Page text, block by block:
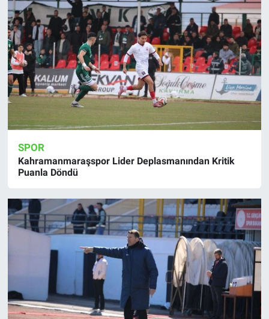
SPOR
Kahramanmaraşspor Lider Deplasmanından Kritik
Puanla Döndü